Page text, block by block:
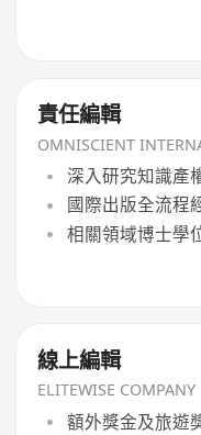
責任編輯
OMNISCIENT
深入研究知識產
國際出版全流程
相關領域博士學
線上編輯
ELITEWISE COMPANY
額外獎金及旅遊